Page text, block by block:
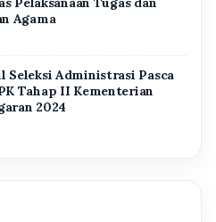
Sebagai Implemetasi P5
Menjadi Insan